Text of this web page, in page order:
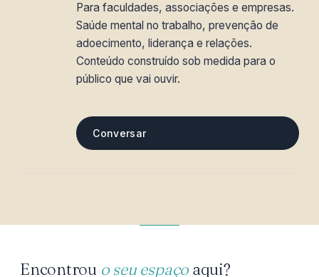
Para faculdades, associações e empresas.
Saúde mental no trabalho, prevenção de
adoecimento, liderança e relações.
Conteúdo construído sob medida para o
público que vai ouvir.
Conversar
Encontrou o seu espaçoaqui?